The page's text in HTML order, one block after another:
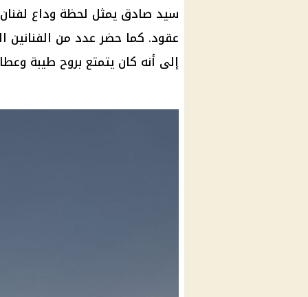
سيد صادق يمثل لحظة وداع
عقود. كما حضر عدد من الفنانين
إلى أنه كان يتمتع بروح طيبة